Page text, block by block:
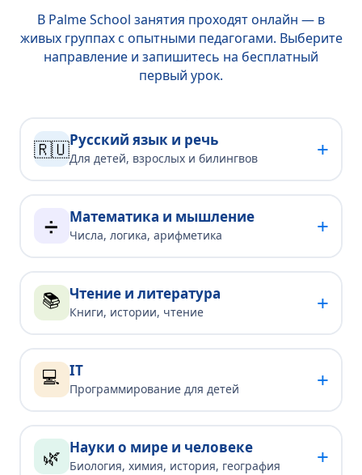
В Palme School занятия проходят онлайн — в
живых группах с опытными педагогами. Выберите
направление и запишитесь на бесплатный
первый урок.
🇷🇺Русский язык и речь
Для детей, взрослых и билингвов +
➗ Математика и мышление
Числа, логика, арифметика +
📚 Чтение и литература
Книги, истории, чтение +
💻 IT
Программирование для детей +
🌿 Науки о мире и человеке
Биология, химия, история, география +